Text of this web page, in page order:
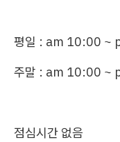
평일 : am 10:00 ~
주말 : am 10:00 ~
점심시간 없음